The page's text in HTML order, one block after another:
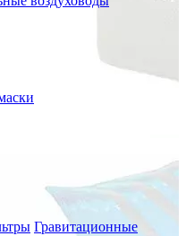
Гравитационные